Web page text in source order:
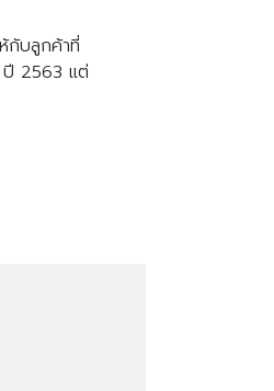
กับลูกค้าที่
ปี 2563 แต่